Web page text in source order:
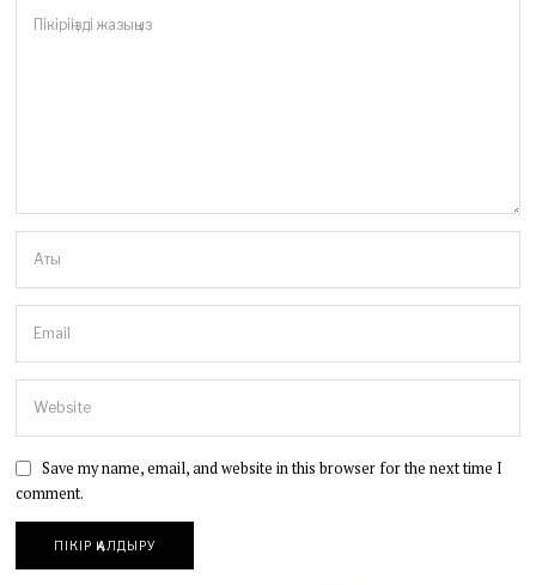
Save my name, email, and website in this browser for the next time I
comment.